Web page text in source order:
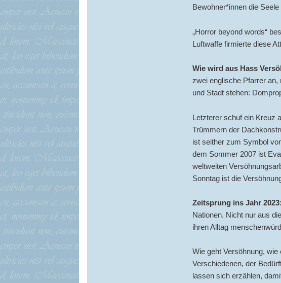
Bewohner*innen die
„Horror beyond words“
Luftwaffe firmierte diese
Wie wird aus Hass
zwei englische Pfarrer an,
und Stadt stehen:
Letzterer schuf ein Kreuz
Trümmern der
ist seither zum Symbol
dem Sommer 2007 ist
weltweiten
Sonntag ist die
Zeitsprung ins Jahr 2023:
Nationen. Nicht nur aus
ihren Alltag
Wie geht Versöhnung,
Verschiedenen, der
lassen sich erzählen,